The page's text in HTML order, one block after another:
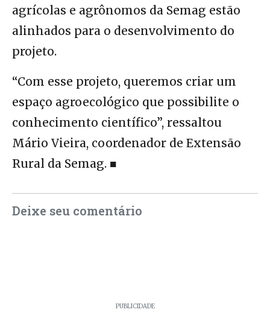
agrícolas e agrônomos da Semag estão
alinhados para o desenvolvimento do
projeto.
“Com esse projeto, queremos criar um
espaço agroecológico que possibilite o
conhecimento científico”, ressaltou
Mário Vieira, coordenador de Extensão
Rural da Semag. ■
Deixe seu comentário
PUBLICIDADE